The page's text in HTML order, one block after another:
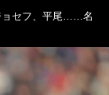
ョセフ、平尾……名